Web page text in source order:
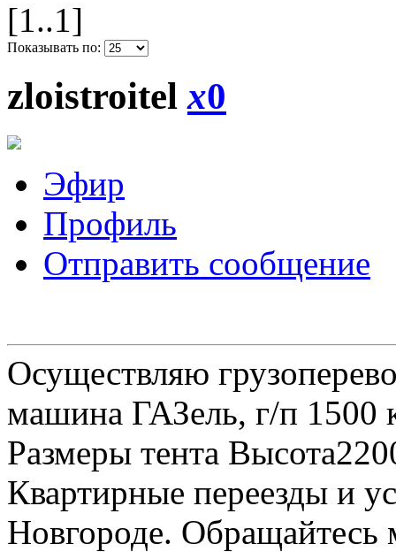
[1..1]
Показывать по:
zloistroitelx0
Эфир
Профиль
Отправить сообщение
Осуществляю
машина ГАЗель, г/п 1500
Размеры тента
Квартирные переезды и
Новгороде.